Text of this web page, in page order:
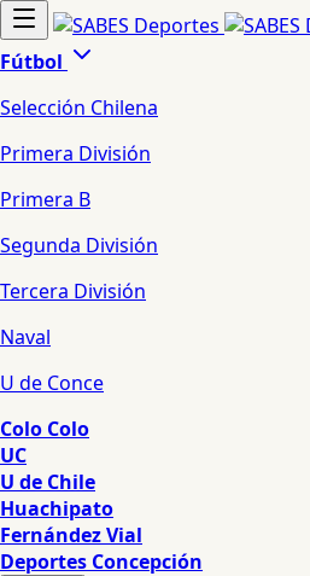
Fútbol
Selección Chilena
Primera División
Primera B
Segunda División
Tercera División
Naval
U de Conce
Colo Colo
UC
U de Chile
Huachipato
Fernández Vial
Deportes Concepción